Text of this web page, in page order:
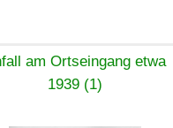
am Ortseingang etwa
1939 (1)